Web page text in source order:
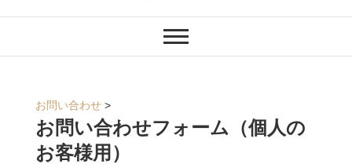
モリサカグローバル
お問い合わせ>
お問い合わせフォーム（個人の
お客様用）